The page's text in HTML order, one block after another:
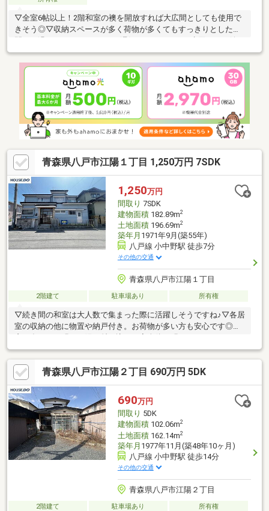
▽全室6帖以上！2階和室の襖を開放すれば大広間としても使用で
きそう◎▽収納スペースが多く荷物が多くてもすっきりとした空
い小窓付き◎
青森県八戸市江陽１丁目 1,250万円 7SDK
1,250万円
間取り 7SDK
建物面積182.89m2
土地面積196.69m2
築年月 1971年9月(築55年)
八戸線 小中野駅 徒歩7分
その他の交通
青森県八戸市江陽１丁目
2階建て 駐車場あり 所有権
▽続き間の和室は大人数で集まった際に活躍しそうですね♪▽各居
室の収納の他に物置や納戸付き。お荷物が多い方も安心です◎▽
青森県八戸市江陽２丁目 690万円 5DK
690万円
間取り 5DK
建物面積102.06m2
土地面積162.14m2
築年月 1977年11月(築48年10ヶ月)
八戸線 小中野駅 徒歩14分
その他の交通
青森県八戸市江陽２丁目
2階建て 駐車場あり 所有権